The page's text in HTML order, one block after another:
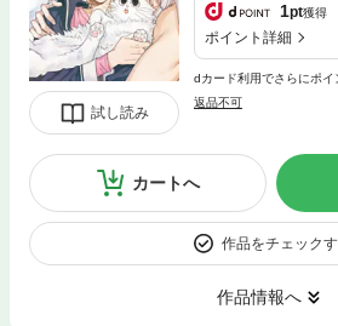
試し読み
1pt獲得
ポイント詳細
dカード利用でさらにポイ
返品不可
カートへ
作品をチェック
作品情報へ